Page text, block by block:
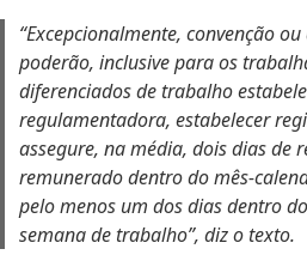
“Excepcionalmente, convenção
poderão, inclusive para os
diferenciados de trabalho
regulamentadora, estabelecer
assegure, na média, dois dias de
remunerado dentro do mês-
pelo menos um dos dias dentro
semana de trabalho”, diz o texto.